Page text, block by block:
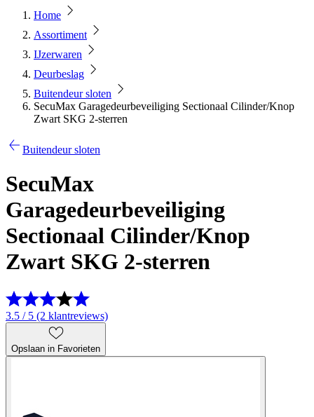
Home
Assortiment
IJzerwaren
Deurbeslag
Buitendeur sloten
SecuMax Garagedeurbeveiliging Sectionaal Cilinder/Knop
Zwart SKG 2-sterren
Buitendeur sloten
SecuMax
Garagedeurbeveiliging
Sectionaal Cilinder/Knop
Zwart SKG 2-sterren
3.5 / 5 (2 klantreviews)
Opslaan in Favorieten